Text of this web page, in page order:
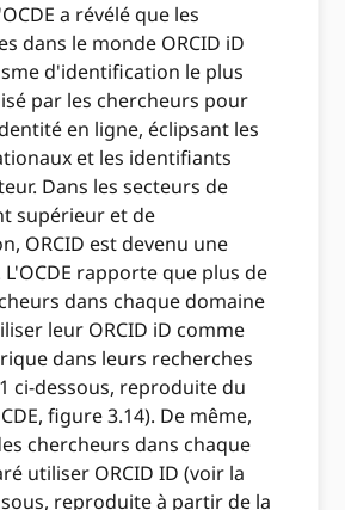
a révélé que les
dans le monde ORCID iD
d'identification le plus
par les chercheurs pour
en ligne, éclipsant les
et les identifiants
Dans les secteurs de
supérieur et de
ORCID est devenu une
rapporte que plus de
dans chaque domaine
leur ORCID iD comme
dans leurs recherches
ci-dessous, reproduite du
figure 3.14). De même,
chercheurs dans chaque
utiliser ORCID ID (voir la
reproduite à partir de la